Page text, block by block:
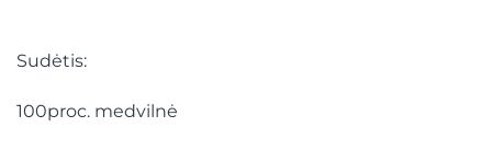
Sudėtis:
100proc. medvilnė